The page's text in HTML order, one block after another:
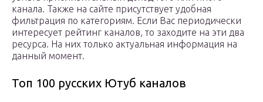
канала. Также на сайте присутствует удобная
фильтрация по категориям. Если Вас периодически
интересует рейтинг каналов, то заходите на эти два
ресурса. На них только актуальная информация на
данный момент.
Топ 100 русских Ютуб каналов